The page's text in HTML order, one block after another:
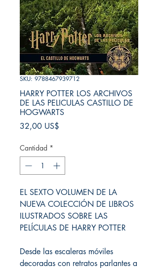
SKU: 9788467939712
HARRY POTTER LOS ARCHIVOS
DE LAS PELICULAS CASTILLO DE
HOGWARTS
32,00 US$
Cantidad *
EL SEXTO VOLUMEN DE LA
NUEVA COLECCIÓN DE LIBROS
ILUSTRADOS SOBRE LAS
PELÍCULAS DE HARRY POTTER
Desde las escaleras móviles
decoradas con retratos parlantes a